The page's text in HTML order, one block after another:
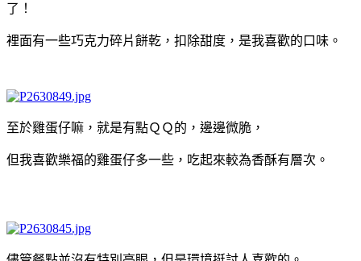
了！
裡面有一些巧克力碎片餅乾，扣除甜度，是我喜歡的口味。
至於雞蛋仔嘛，就是有點ＱＱ的，邊邊微脆，
但我喜歡樂福的雞蛋仔多一些，吃起來較為香酥有層次。